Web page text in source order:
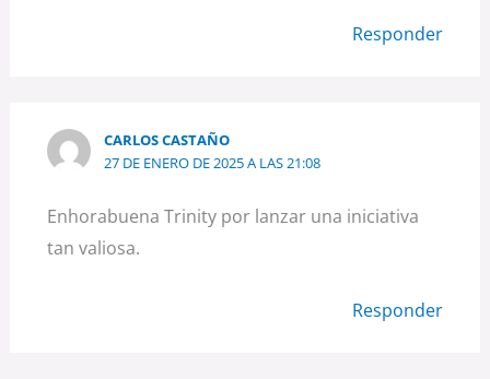
Responder
CARLOS CASTAÑO
27 DE ENERO DE 2025 A LAS 21:08
Enhorabuena Trinity por lanzar una iniciativa
tan valiosa.
Responder